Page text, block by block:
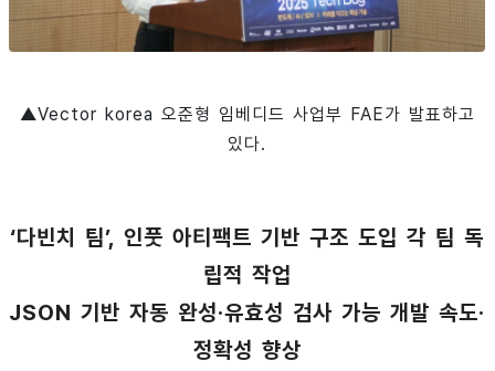
▲Vector korea 오준형 임베디드 사업부 FAE가 발표하고
있다.
‘다빈치 팀’, 인풋 아티팩트 기반 구조 도입 각 팀 독
립적 작업
JSON 기반 자동 완성·유효성 검사 가능 개발 속도·
정확성 향상